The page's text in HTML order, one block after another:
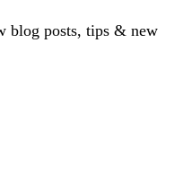
blog posts, tips & new